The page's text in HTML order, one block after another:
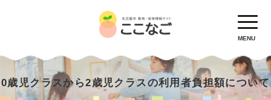
MENU
0歳児クラスから2歳児クラスの利用者負担額について